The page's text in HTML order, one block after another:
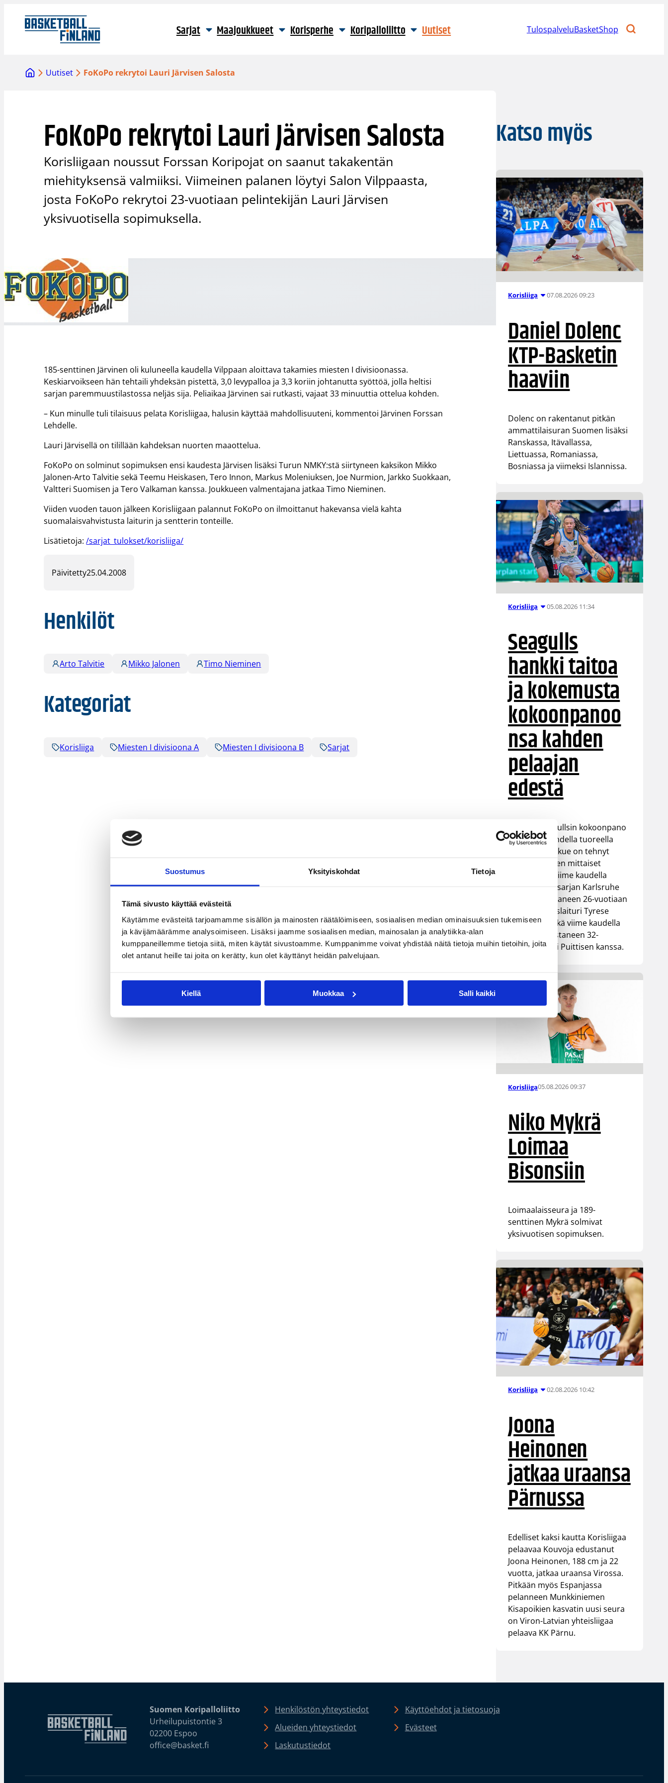
Suostumus Yksityiskohdat Tietoja
Tämä sivusto käyttää evästeitä
Käytämme evästeitä tarjoamamme sisällön ja mainosten räätälöimiseen, sosiaalisen median ominaisuuksien tukemiseen
ja kävijämäärämme analysoimiseen. Lisäksi jaamme sosiaalisen median, mainosalan ja analytiikka-alan
kumppaneillemme tietoja siitä, miten käytät sivustoamme. Kumppanimme voivat yhdistää näitä tietoja muihin tietoihin, joita
olet antanut heille tai joita on kerätty, kun olet käyttänyt heidän palvelujaan.
Kiellä Muokkaa Salli kaikki
sisältöön
Sarjat Maajoukkueet Korisperhe Koripalloliitto Uutiset TulospalveluBasketShop
Uutiset FoKoPo rekrytoi Lauri Järvisen Salosta
FoKoPo rekrytoi Lauri Järvisen Salosta
Korisliigaan noussut Forssan Koripojat on saanut takakentän
miehityksensä valmiiksi. Viimeinen palanen löytyi Salon Vilppaasta,
josta FoKoPo rekrytoi 23-vuotiaan pelintekijän Lauri Järvisen
yksivuotisella sopimuksella.
185-senttinen Järvinen oli kuluneella kaudella Vilppaan aloittava takamies miesten I divisioonassa.
Keskiarvoikseen hän tehtaili yhdeksän pistettä, 3,0 levypalloa ja 3,3 koriin johtanutta syöttöä, jolla heltisi
sarjan paremmuustilastossa neljäs sija. Peliaikaa Järvinen sai rutkasti, vajaat 33 minuuttia ottelua kohden.
– Kun minulle tuli tilaisuus pelata Korisliigaa, halusin käyttää mahdollisuuteni, kommentoi Järvinen Forssan
Lehdelle.
Lauri Järvisellä on tilillään kahdeksan nuorten maaottelua.
FoKoPo on solminut sopimuksen ensi kaudesta Järvisen lisäksi Turun NMKY:stä siirtyneen kaksikon Mikko
Jalonen-Arto Talvitie sekä Teemu Heiskasen, Tero Innon, Markus Moleniuksen, Joe Nurmion, Jarkko Suokkaan,
Valtteri Suomisen ja Tero Valkaman kanssa. Joukkueen valmentajana jatkaa Timo Nieminen.
Viiden vuoden tauon jälkeen Korisliigaan palannut FoKoPo on ilmoittanut hakevansa vielä kahta
suomalaisvahvistusta laiturin ja sentterin tonteille.
Lisätietoja:/sarjat_tulokset/korisliiga/
Päivitetty25.04.2008
Henkilöt
Arto Talvitie Mikko Jalonen Timo Nieminen
Kategoriat
Korisliiga Miesten I divisioona A Miesten I divisioona B Sarjat
Katso myös
Korisliiga 07.08.2026 09:23
Daniel Dolenc
KTP-Basketin
haaviin
Dolenc on rakentanut pitkän
ammattilaisuran Suomen lisäksi
Ranskassa, Itävallassa,
Liettuassa, Romaniassa,
Bosniassa ja viimeksi Islannissa.
Korisliiga 05.08.2026 11:34
Seagulls
hankki taitoa
ja kokemusta
kokoonpanoo
nsa kahden
pelaajan
edestä
Helsinki Seagullsin kokoonpano
vahvistuu kahdella tuoreella
kasvolla. Joukkue on tehnyt
tulevan kauden mittaiset
sopimukset viime kaudella
Saksan ProA-sarjan Karlsruhe
Lionsia edustaneen 26-vuotiaan
yhdysvaltalaislaituri Tyrese
Williamsin sekä viime kaudella
Kouvoja edustaneen 32-
vuotiaan Timi Puittisen kanssa.
Korisliiga05.08.2026 09:37
Niko Mykrä
Loimaa
Bisonsiin
Loimaalaisseura ja 189-
senttinen Mykrä solmivat
yksivuotisen sopimuksen.
Korisliiga 02.08.2026 10:42
Joona
Heinonen
jatkaa uraansa
Pärnussa
Edelliset kaksi kautta Korisliigaa
pelaavaa Kouvoja edustanut
Joona Heinonen, 188 cm ja 22
vuotta, jatkaa uraansa Virossa.
Pitkään myös Espanjassa
pelanneen Munkkiniemen
Kisapoikien kasvatin uusi seura
on Viron-Latvian yhteisliigaa
pelaava KK Pärnu.
Suomen Koripalloliitto
Urheilupuistontie 3
02200 Espoo
office@basket.fi
Henkilöstön yhteystiedot
Alueiden yhteystiedot
Laskutustiedot
Käyttöehdot ja tietosuoja
Evästeet